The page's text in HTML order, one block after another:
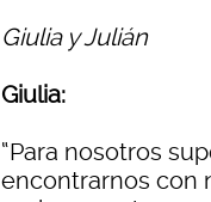
Giulia y Julián
Giulia:
“Para nosotros
encontrarnos con